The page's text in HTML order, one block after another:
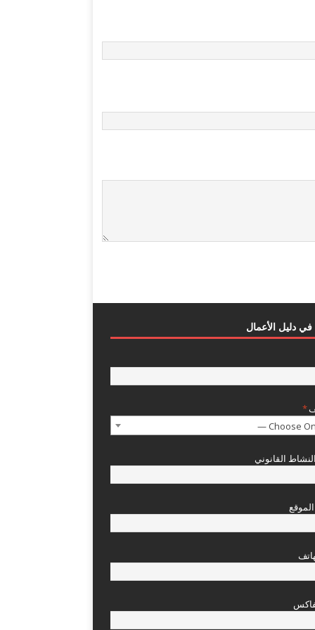
دليل الأعمال
*
القانوني